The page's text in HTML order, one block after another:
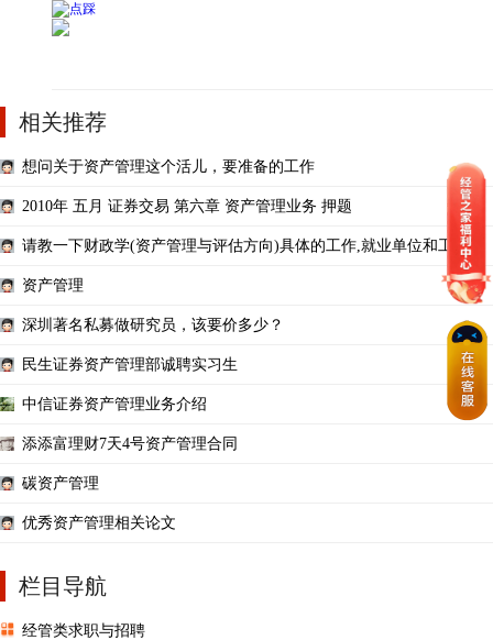
相关推荐
想问关于资产管理这个活儿，要准备的工作
2010年 五月 证券交易 第六章 资产管理业务 押题
请教一下财政学(资产管理与评估方向)具体的工作,就业单位和工资
资产管理
深圳著名私募做研究员，该要价多少？
民生证券资产管理部诚聘实习生
中信证券资产管理业务介绍
添添富理财7天4号资产管理合同
碳资产管理
优秀资产管理相关论文
栏目导航
经管类求职与招聘